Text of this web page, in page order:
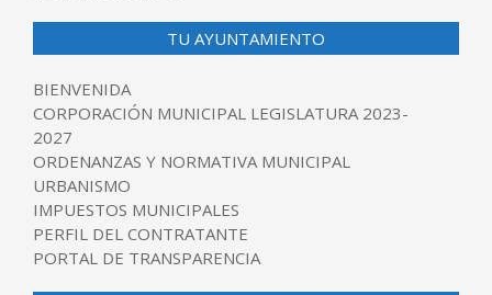
TU AYUNTAMIENTO
BIENVENIDA
CORPORACIÓN MUNICIPAL LEGISLATURA 2023-
2027
ORDENANZAS Y NORMATIVA MUNICIPAL
URBANISMO
IMPUESTOS MUNICIPALES
PERFIL DEL CONTRATANTE
PORTAL DE TRANSPARENCIA